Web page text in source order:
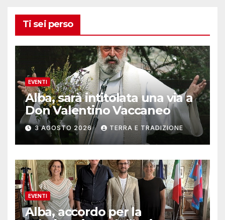
Ti sei perso
EVENTI
Alba, sarà intitolata una via a
Don Valentino Vaccaneo
3 AGOSTO 2026 TERRA E TRADIZIONE
EVENTI
Alba, accordo per la